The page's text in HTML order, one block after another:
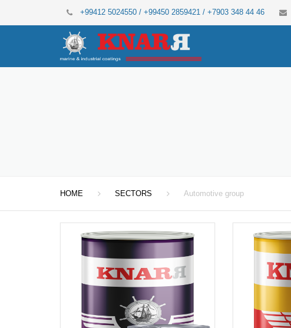
+99412 5024550 / +99450 2859421 / +7903 348 44 46
HOME SECTORS Automotive group